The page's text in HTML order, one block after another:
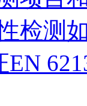
检测
EN